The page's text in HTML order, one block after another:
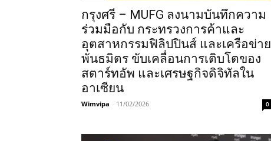
กรุงศรี – MUFG ลงนามบันทึกความ
ร่วมมือกับ กระทรวงการค้าและ
อุตสาหกรรมฟิลิปปินส์ และเครือข่าย
พันธมิตร ขับเคลื่อนการเติบโตของ
สตาร์ทอัพ และเศรษฐกิจดิจิทัลใน
อาเซียน
Wimvipa - 11/02/2026 0